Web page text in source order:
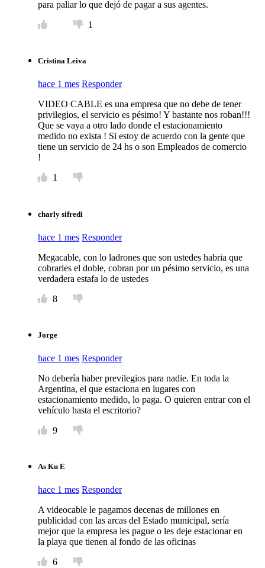
para paliar lo que dejó de pagar a sus agentes.
1
Cristina Leiva
hace 1 mes Responder
VIDEO CABLE es una empresa que no debe de tener
privilegios, el servicio es pésimo! Y bastante nos roban!!!
Que se vaya a otro lado donde el estacionamiento
medido no exista ! Si estoy de acuerdo con la gente que
tiene un servicio de 24 hs o son Empleados de comercio
!
1
charly sifredi
hace 1 mes Responder
Megacable, con lo ladrones que son ustedes habria que
cobrarles el doble, cobran por un pésimo servicio, es una
verdadera estafa lo de ustedes
8
Jorge
hace 1 mes Responder
No debería haber previlegios para nadie. En toda la
Argentina, el que estaciona en lugares con
estacionamiento medido, lo paga. O quieren entrar con el
vehículo hasta el escritorio?
9
As Ku E
hace 1 mes Responder
A videocable le pagamos decenas de millones en
publicidad con las arcas del Estado municipal, sería
mejor que la empresa les pague o les deje estacionar en
la playa que tienen al fondo de las oficinas
6